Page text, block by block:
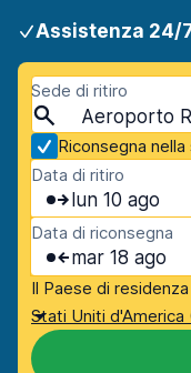
Assistenza 24/
Sede di ritiro
Riconsegna
Data di ritiro
lun 10 ago
Data di riconsegna
mar 18 ago
Il Paese di
Stati Uniti d'America